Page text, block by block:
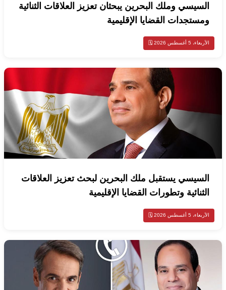
السيسي وملك البحرين يبحثان تعزيز العلاقات الثنائية
ومستجدات القضايا الإقليمية
الأربعاء، 5 أغسطس 2026 🗓️
السيسي يستقبل ملك البحرين لبحث تعزيز العلاقات
الثنائية وتطورات القضايا الإقليمية
الأربعاء، 5 أغسطس 2026 🗓️